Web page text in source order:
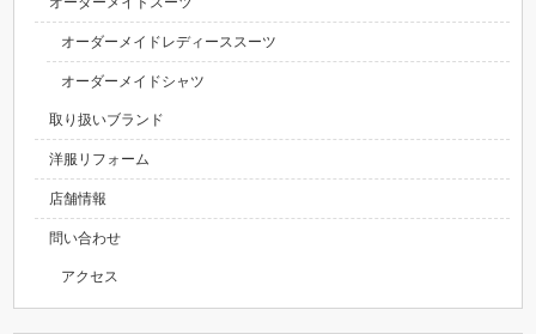
オーダーメイドレディーススーツ
オーダーメイドシャツ
取り扱いブランド
洋服リフォーム
店舗情報
問い合わせ
アクセス